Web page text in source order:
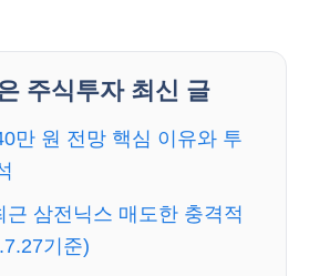
주식투자 최신 글
만 원 전망 핵심 이유와 투
근 삼전닉스 매도한 충격적
기준)